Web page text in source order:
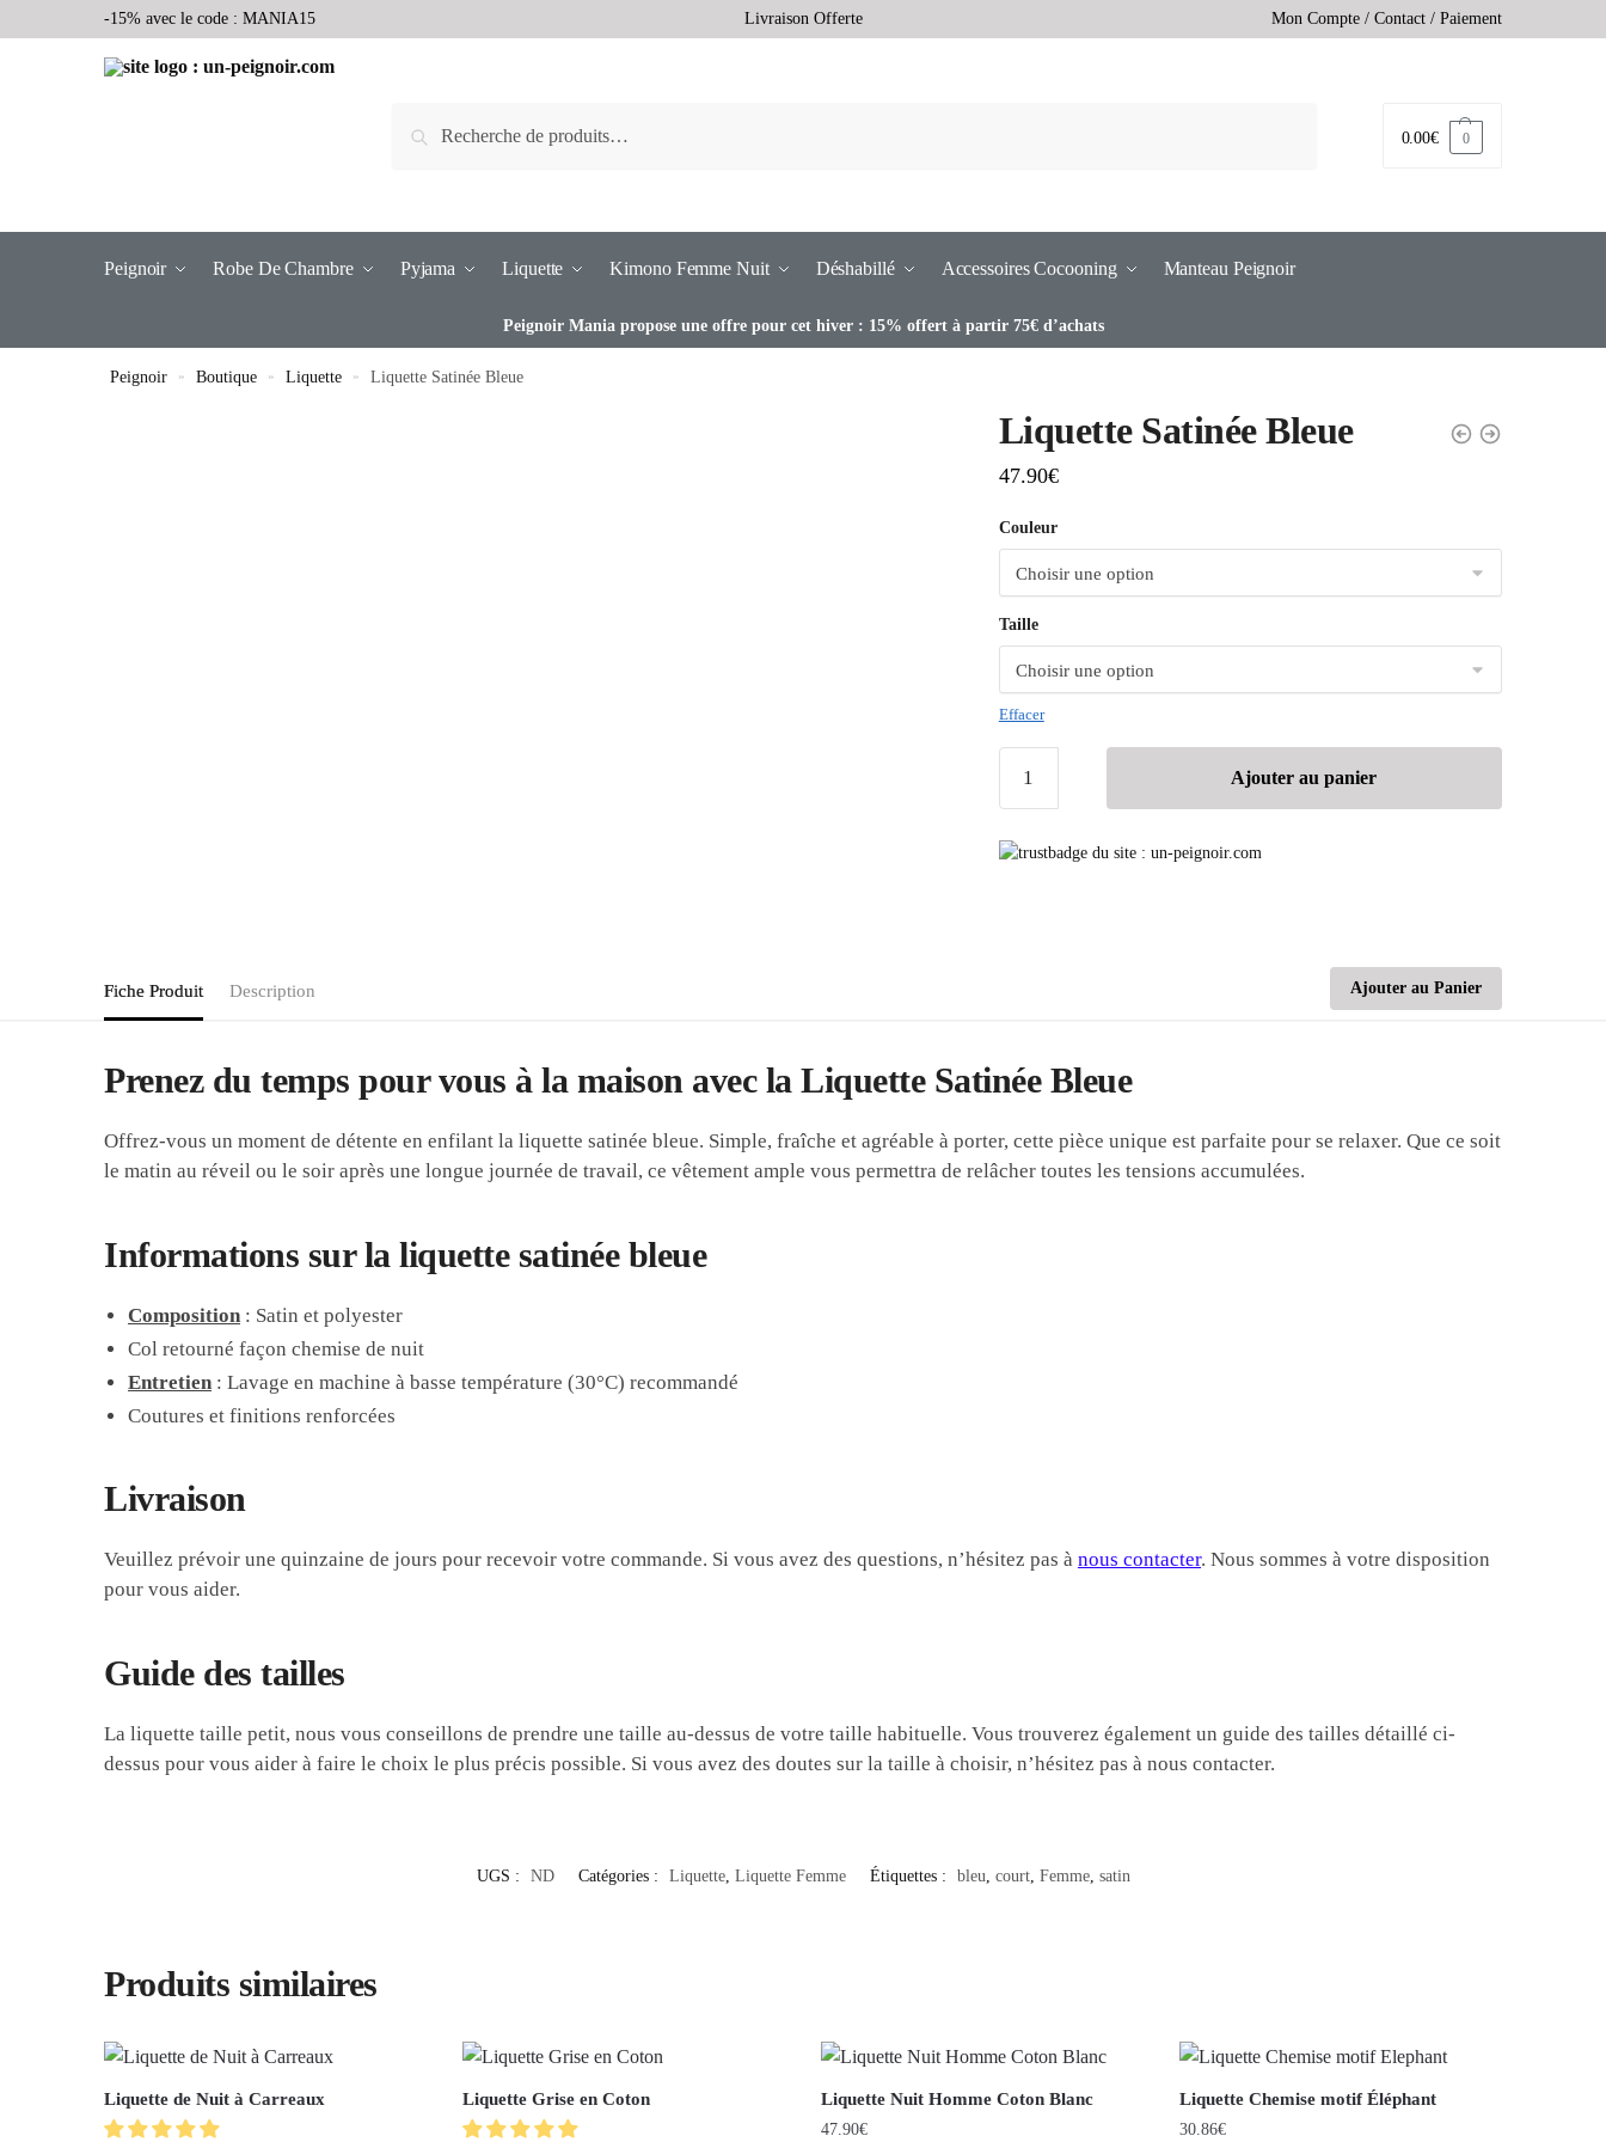
-15% avec le code : MANIA15 Livraison Offerte Mon Compte / Contact / Paiement
Recherche 0.00€ 0
Peignoir Robe De Chambre Pyjama Liquette Kimono Femme Nuit Déshabillé Accessoires Cocooning Manteau Peignoir
Peignoir Mania propose une offre pour cet hiver : 15% offert à partir 75€ d’achats
Peignoir » Boutique » Liquette » Liquette Satinée Bleue
Liquette Satinée Bleue
47.90€
Couleur
Taille
Effacer
Ajouter au panier
Fiche Produit Description Ajouter au Panier
Prenez du temps pour vous à la maison avec la Liquette Satinée Bleue
Offrez-vous un moment de détente en enfilant la liquette satinée bleue. Simple, fraîche et agréable à porter, cette pièce unique est parfaite pour se relaxer. Que ce soit
le matin au réveil ou le soir après une longue journée de travail, ce vêtement ample vous permettra de relâcher toutes les tensions accumulées.
Informations sur la liquette satinée bleue
Composition : Satin et polyester
Col retourné façon chemise de nuit
Entretien : Lavage en machine à basse température (30°C) recommandé
Coutures et finitions renforcées
Livraison
Veuillez prévoir une quinzaine de jours pour recevoir votre commande. Si vous avez des questions, n’hésitez pas ànous contacter. Nous sommes à votre disposition
pour vous aider.
Guide des tailles
La liquette taille petit, nous vous conseillons de prendre une taille au-dessus de votre taille habituelle. Vous trouverez également un guide des tailles détaillé ci-
dessus pour vous aider à faire le choix le plus précis possible. Si vous avez des doutes sur la taille à choisir, n’hésitez pas à nous contacter.
UGS : ND Catégories : Liquette, Liquette Femme Étiquettes : bleu court, Femme, satin
Produits similaires
Liquette de Nuit à Carreaux Liquette Grise en Coton Liquette Nuit Homme Coton Blanc
47.90€
Liquette Chemise motif Éléphant
30.86€